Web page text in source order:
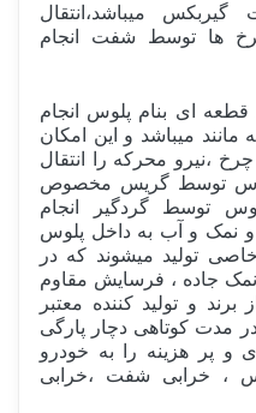
میباشد،انتقال
ها توسط شفت انجام
ای بنام پلوس انجام
یک قطعه 3 شاخه مانند میباشد و این امکان
،نیرو محرکه را انتقال
داخل پلوس توسط گریس مخصوص
توسط گردگیر انجام
و نمک و آب به داخل پلوس
تولید میشوند که در
نمک جاده ، فرسایش مقاوم
برند و تولید کننده معتبر
مدت کوتاهی دچار پارگی
و پر هزینه را به خودرو
، خرابی شفت ،خرابی